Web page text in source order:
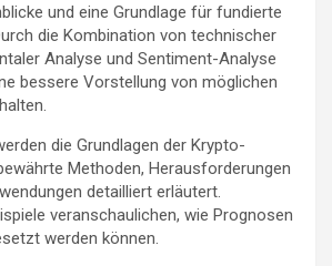
und eine Grundlage für fundierte
die Kombination von technischer
Analyse und Sentiment-Analyse
bessere Vorstellung von möglichen
die Grundlagen der Krypto-
Methoden, Herausforderungen
detailliert erläutert.
veranschaulichen, wie Prognosen
werden können.